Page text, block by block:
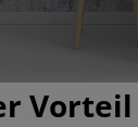
Vorteil